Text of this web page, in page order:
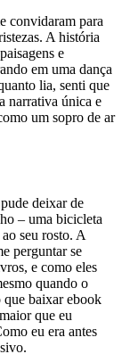
convidaram para
A história
e
em uma dança
lia, senti que
narrativa única e
um sopro de ar
deixar de
– uma bicicleta
seu rosto. A
perguntar se
e como eles
quando o
que baixar ebook
que eu
eu era antes